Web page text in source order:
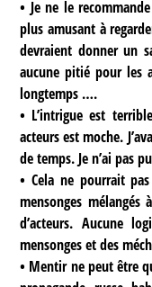
• Je ne le
plus amusant à
devraient donner un
aucune pitié pour les
longtemps ….
• L’intrigue est
acteurs est moche.
de temps. Je n’ai pas
• Cela ne pourrait
mensonges
d’acteurs. Aucune
mensonges et des
• Mentir ne peut être